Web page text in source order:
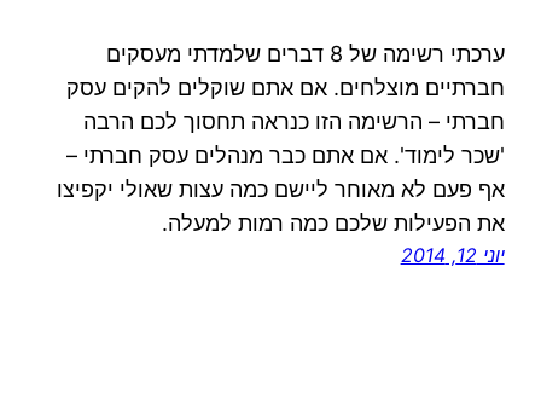
ערכתי רשימה של 8 דברים שלמדתי מעסקים
חברתיים מוצלחים. אם אתם שוקלים להקים עסק
חברתי – הרשימה הזו כנראה תחסוך לכם הרבה
'שכר לימוד'. אם אתם כבר מנהלים עסק חברתי –
אף פעם לא מאוחר ליישם כמה עצות שאולי יקפיצו
את הפעילות שלכם כמה רמות למעלה.
יוני 12, 2014